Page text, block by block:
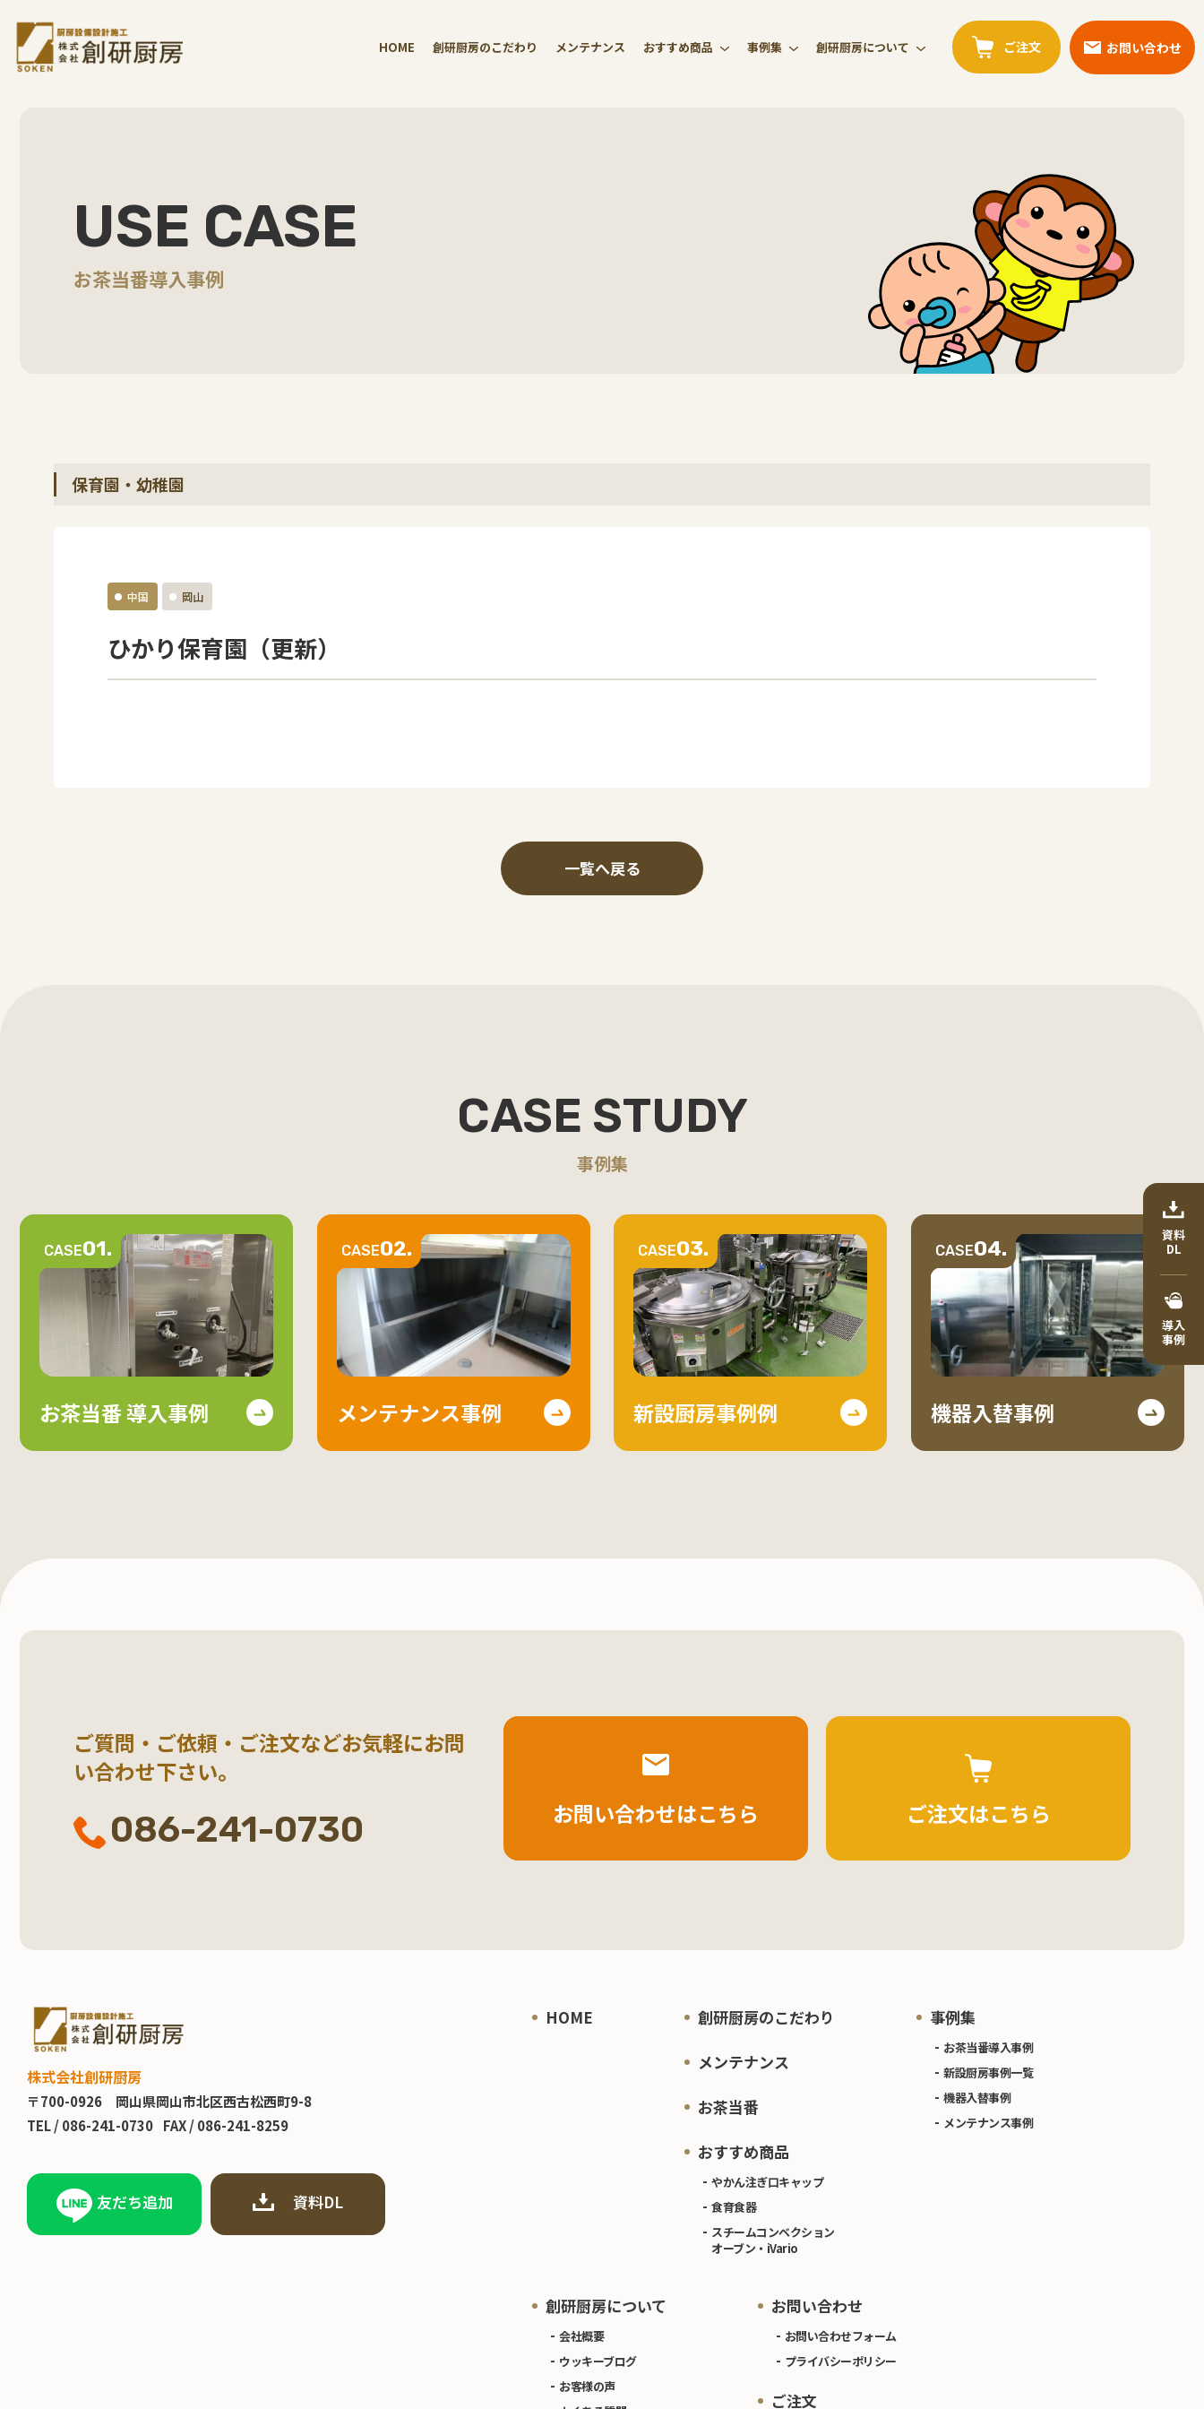
HOME 創研厨房のこだわり メンテナンス おすすめ商品 事例集 創研厨房について ご注文 お問い合わせ
資料
DL
導入
事例
USE CASE
お茶当番導入事例
保育園・幼稚園
中国 岡山
ひかり保育園（更新）
一覧へ戻る
CASE STUDY
事例集
CASE01.
お茶当番 導入事例
CASE02.
メンテナンス事例
CASE03.
新設厨房事例例
CASE04.
機器入替事例
ご質問・ご依頼・ご注文などお気軽にお問
い合わせ下さい。
086-241-0730 お問い合わせはこちら ご注文はこちら
HOME
創研厨房のこだわり
メンテナンス
お茶当番
おすすめ商品
やかん注ぎ口キャップ
食育食器
スチームコンベクション
オーブン・iVario
事例集
お茶当番導入事例
新設厨房事例一覧
機器入替事例
メンテナンス事例
創研厨房について
会社概要
ウッキーブログ
お客様の声
お問い合わせ
お問い合わせフォーム
プライバシーポリシー
ご注文
株式会社創研厨房
〒700-0926 岡山県岡山市北区西古松西町9-8
TEL /086-241-0730 FAX / 086-241-8259
友だち追加 資料DL